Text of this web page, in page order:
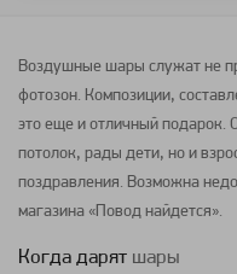
Воздушные шары служат не
фотозон. Композиции,
это еще и отличный подарок.
потолок, рады дети, но и
поздравления. Возможна
магазина «Повод найдется».
Когда дарят шары